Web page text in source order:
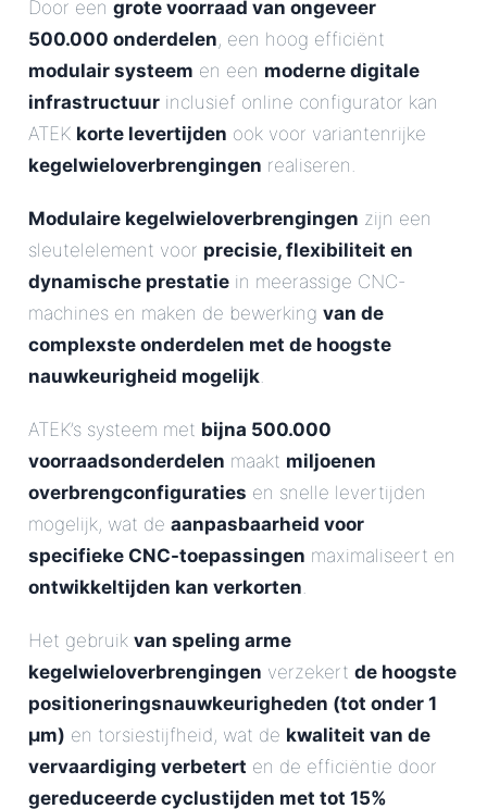
Door een grote voorraad van ongeveer
500.000 onderdelen, een hoog efficiënt
modulair systeem en een moderne digitale
infrastructuur inclusief online configurator kan
ATEK korte levertijden ook voor variantenrijke
kegelwieloverbrengingen realiseren.
Modulaire kegelwieloverbrengingen zijn een
sleutelelement voor precisie, flexibiliteit en
dynamische prestatie in meerassige CNC-
machines en maken de bewerking van de
complexste onderdelen met de hoogste
nauwkeurigheid mogelijk.
ATEK’s systeem met bijna 500.000
voorraadsonderdelen maakt miljoenen
overbrengconfiguraties en snelle levertijden
mogelijk, wat de aanpasbaarheid voor
specifieke CNC-toepassingen maximaliseert en
ontwikkeltijden kan verkorten.
Het gebruik van speling arme
kegelwieloverbrengingen verzekert de hoogste
positioneringsnauwkeurigheden (tot onder 1
µm) en torsiestijfheid, wat de kwaliteit van de
vervaardiging verbetert en de efficiëntie door
gereduceerde cyclustijden met tot 15%